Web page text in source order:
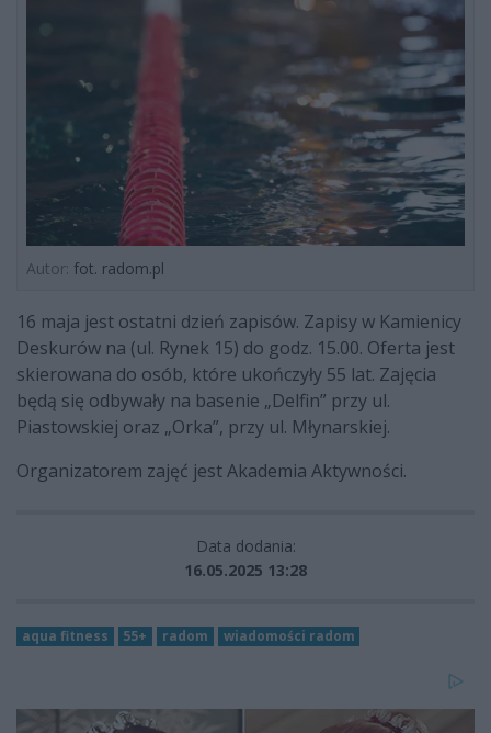
Autor: fot. radom.pl
16 maja jest ostatni dzień zapisów. Zapisy w Kamienicy
Deskurów na (ul. Rynek 15) do godz. 15.00. Oferta jest
skierowana do osób, które ukończyły 55 lat. Zajęcia
będą się odbywały na basenie „Delfin” przy ul.
Piastowskiej oraz „Orka”, przy ul. Młynarskiej.
Organizatorem zajęć jest Akademia Aktywności.
Data dodania:
16.05.2025 13:28
aqua fitness 55+ radom wiadomości radom